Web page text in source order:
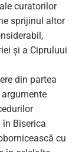
curatorilor
sprijinul altor
și a Cipruluui
din partea
Biserica
cu